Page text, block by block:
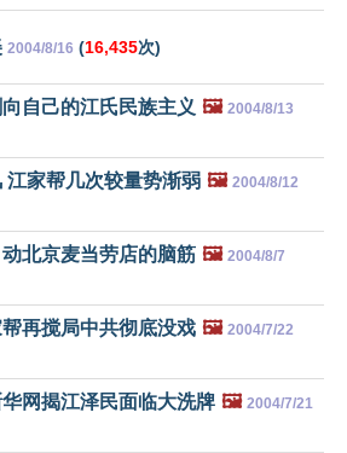
2004/8/16 (16,435次)
自己的江氏民族主义 🖼️ 2004/8/13
江家帮几次较量势渐弱 🖼️ 2004/8/12
北京麦当劳店的脑筋 🖼️ 2004/8/7
再搅局中共彻底没戏 🖼️ 2004/7/22
网揭江泽民面临大洗牌 🖼️ 2004/7/21